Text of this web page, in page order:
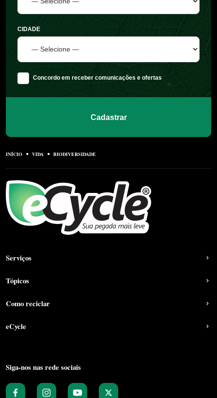
CIDADE
Concordo em receber comunicações e ofertas
Cadastrar
INÍCIO VIDA BIODIVERSIDADE
Serviços
Tópicos
Como reciclar
eCycle
Siga-nos nas rede sociais